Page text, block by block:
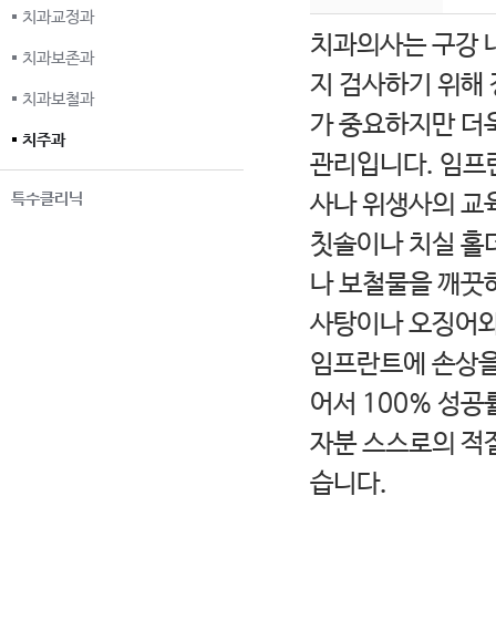
치과교정과
치과보존과
치과보철과
치주과
특수클리닉
치과의사는 구강
지 검사하기 위해
가 중요하지만 더
관리입니다. 임프
사나 위생사의 교
칫솔이나 치실 홀
나 보철물을 깨끗
사탕이나 오징어
임프란트에 손상
어서 100% 성공
자분 스스로의 적
습니다.